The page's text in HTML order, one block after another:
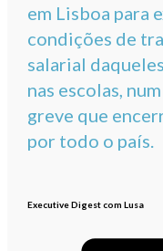
em Lisboa para
condições de
salarial
nas escolas,
greve que
por todo o país.
Executive Digest com Lusa